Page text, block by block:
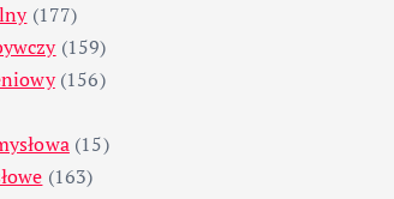
(177)
(159)
(156)
(15)
(163)